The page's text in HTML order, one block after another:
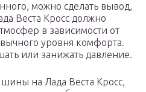
можно сделать вывод,
Веста Кросс должно
в зависимости от
уровня комфорта.
или занижать давление.
на Лада Веста Кросс,